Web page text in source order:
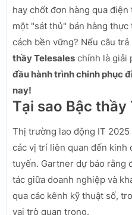
hay chốt đơn hàng qua
một "sát thủ" bán hàng
cách bền vững? Nếu câu
thầy Telesales chính là giải
đầu hành trình chinh phục
nay!
Tại sao Bậc thầy
Thị trường lao động IT
các vị trí liên quan đến kinh
tuyến. Gartner dự báo rằng
tác giữa doanh nghiệp và
qua các kênh kỹ thuật số,
vai trò quan trọng.